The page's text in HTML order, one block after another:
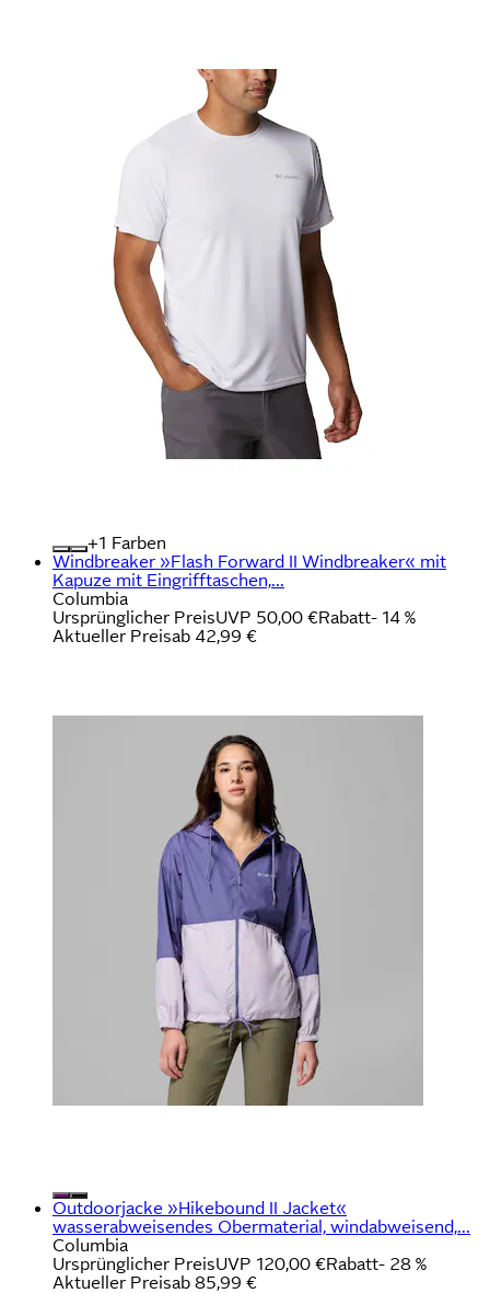
+
Farben
Windbreaker »Flash Forward II Windbreaker« mit
Kapuze mit Eingrifftaschen,...
Columbia
Ursprünglicher PreisUVP 50,00 €Rabatt- 14 %
Aktueller Preisab 42,99 €
Outdoorjacke »Hikebound II Jacket«
wasserabweisendes Obermaterial, windabweisend,...
Columbia
Ursprünglicher PreisUVP 120,00 €Rabatt- 28 %
Aktueller Preisab 85,99 €